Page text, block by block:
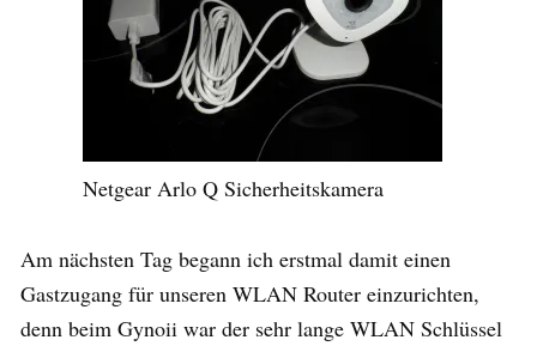
Netgear Arlo Q Sicherheitskamera
Am nächsten Tag begann ich erstmal damit einen
Gastzugang für unseren WLAN Router einzurichten,
denn beim Gynoii war der sehr lange WLAN Schlüssel